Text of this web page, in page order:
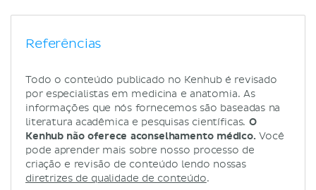
Referências
Todo o conteúdo publicado no Kenhub é revisado
por especialistas em medicina e anatomia. As
informações que nós fornecemos são baseadas na
literatura acadêmica e pesquisas científicas. O
Kenhub não oferece aconselhamento médico. Você
pode aprender mais sobre nosso processo de
criação e revisão de conteúdo lendo nossas
diretrizes de qualidade de conteúdo.